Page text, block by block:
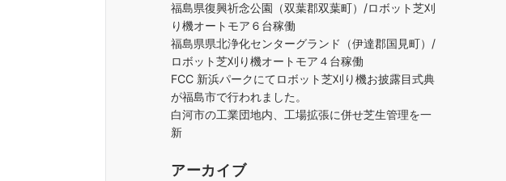
福島県復興祈念公園（双葉郡双葉町）/ロボット芝刈
り機オートモア６台稼働
福島県県北浄化センターグランド（伊達郡国見町）/
ロボット芝刈り機オートモア４台稼働
FCC 新浜パークにてロボット芝刈り機お披露目式典
が福島市で行われました。
白河市の工業団地内、工場拡張に併せ芝生管理を一
新
アーカイブ